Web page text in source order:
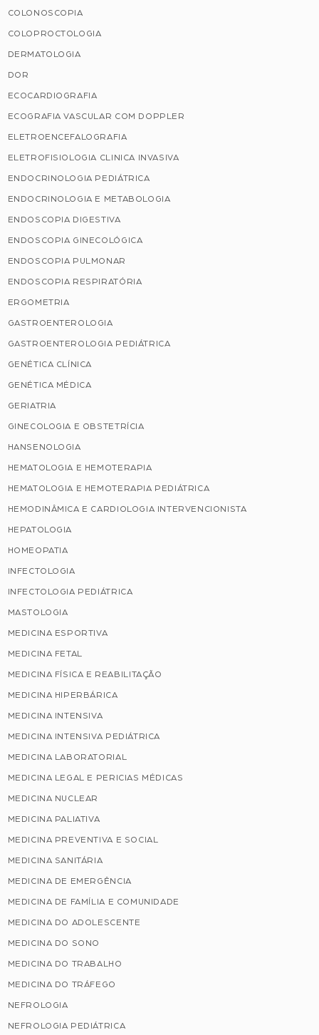
COLONOSCOPIA
COLOPROCTOLOGIA
DERMATOLOGIA
DOR
ECOCARDIOGRAFIA
ECOGRAFIA VASCULAR COM DOPPLER
ELETROENCEFALOGRAFIA
ELETROFISIOLOGIA CLINICA INVASIVA
ENDOCRINOLOGIA PEDIÁTRICA
ENDOCRINOLOGIA E METABOLOGIA
ENDOSCOPIA DIGESTIVA
ENDOSCOPIA GINECOLÓGICA
ENDOSCOPIA PULMONAR
ENDOSCOPIA RESPIRATÓRIA
ERGOMETRIA
GASTROENTEROLOGIA
GASTROENTEROLOGIA PEDIÁTRICA
GENÉTICA CLÍNICA
GENÉTICA MÉDICA
GERIATRIA
GINECOLOGIA E OBSTETRÍCIA
HANSENOLOGIA
HEMATOLOGIA E HEMOTERAPIA
HEMATOLOGIA E HEMOTERAPIA PEDIÁTRICA
HEMODINÂMICA E CARDIOLOGIA INTERVENCIONISTA
HEPATOLOGIA
HOMEOPATIA
INFECTOLOGIA
INFECTOLOGIA PEDIÁTRICA
MASTOLOGIA
MEDICINA ESPORTIVA
MEDICINA FETAL
MEDICINA FÍSICA E REABILITAÇÃO
MEDICINA HIPERBÁRICA
MEDICINA INTENSIVA
MEDICINA INTENSIVA PEDIÁTRICA
MEDICINA LABORATORIAL
MEDICINA LEGAL E PERICIAS MÉDICAS
MEDICINA NUCLEAR
MEDICINA PALIATIVA
MEDICINA PREVENTIVA E SOCIAL
MEDICINA SANITÁRIA
MEDICINA DE EMERGÊNCIA
MEDICINA DE FAMÍLIA E COMUNIDADE
MEDICINA DO ADOLESCENTE
MEDICINA DO SONO
MEDICINA DO TRABALHO
MEDICINA DO TRÁFEGO
NEFROLOGIA
NEFROLOGIA PEDIÁTRICA